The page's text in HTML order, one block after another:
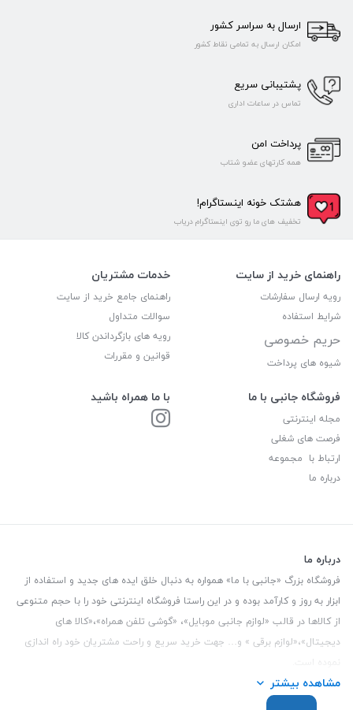
ارسال به سراسر کشور
امکان ارسال به تمامی نقاط کشور
پشتیبانی سریع
تماس در ساعات اداری
پرداخت امن
همه کارتهای عضو شتاب
هشتک خونه اینستاگرام!
تخفیف های ما رو توی اینستاگرام دریاب
راهنمای خرید از سایت
رویه ارسال سفارشات
شرایط استفاده
حریم خصوصی
شیوه های پرداخت
خدمات مشتریان
راهنمای جامع خرید از سایت
سوالات متداول
رویه های بازگرداندن کالا
قوانین و مقررات
فروشگاه جانبی با ما
مجله اینترنتی
فرصت های شغلی
ارتباط با مجموعه
درباره ما
با ما همراه باشید
درباره ما
فروشگاه بزرگ «جانبی با ما» همواره به دنبال خلق ایده های جدید و استفاده از
ابزار به روز و کارآمد بوده و در این راستا فروشگاه اینترنتی خود را با حجم متنوعی
از کالاها در قالب «لوازم جانبی موبایل»، «گوشی تلفن همراه»،«کالا های
دیجیتال»،«لوازم برقی » و… جهت خرید سریع و راحت مشتریان خود راه اندازی
این فروشگاه تمام تلاش خود را نموده تا کالاهایی با کیفیت و با حداقل قیمت
عرضه نماید.
مشاهده بیشتر